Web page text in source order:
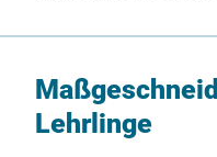
Lehrlinge